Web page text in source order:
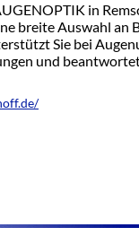
in
breite Auswahl
Sie bei
und